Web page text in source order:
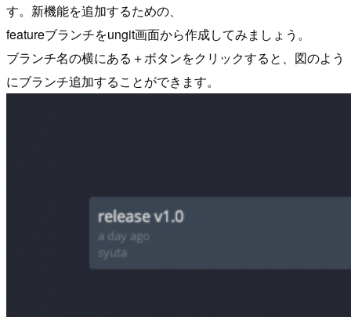
す。新機能を追加するための、
featureブランチをungit画面から作成してみましょう。
ブランチ名の横にある＋ボタンをクリックすると、図のよう
にブランチ追加することができます。